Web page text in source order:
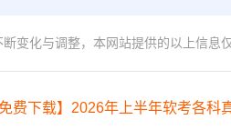
变化与调整，本网站提供的以上信息
免费下载】2026年上半年软考各科